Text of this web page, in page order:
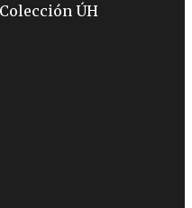
Colección ÚH